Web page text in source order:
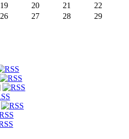
19 20 21
22
26 27 28
29